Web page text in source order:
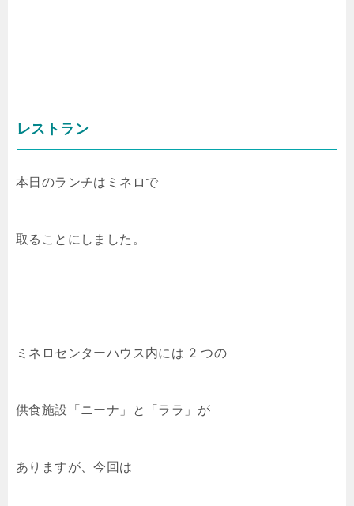
レストラン
本日のランチはミネロで
取ることにしました。
ミネロセンターハウス内には 2 つの
供食施設「ニーナ」と「ララ」が
ありますが、今回は